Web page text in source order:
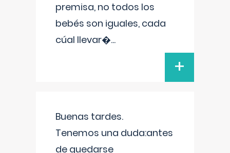
premisa, no todos los
bebés son iguales, cada
cúal llevar�...
+
Buenas tardes.
Tenemos una duda:antes
de quedarse